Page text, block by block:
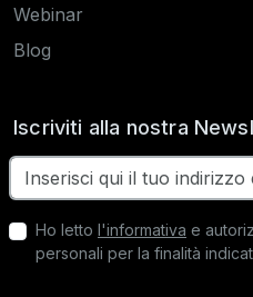
Webinar
Blog
Iscriviti alla nostra
Ho letto l'informativa e
personali per la finalità